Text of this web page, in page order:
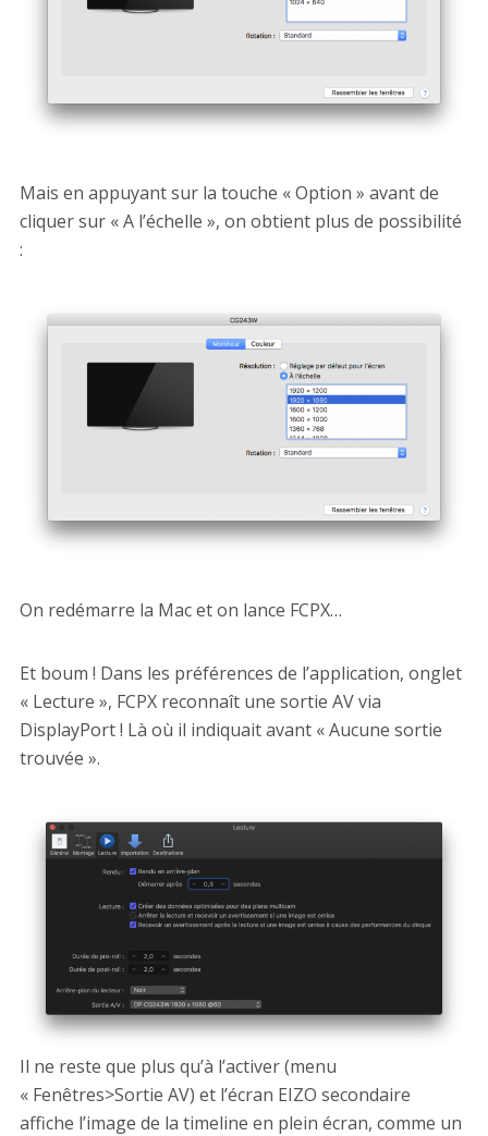
Mais en appuyant sur la touche « Option » avant de
cliquer sur « A l’échelle », on obtient plus de possibilité
:
On redémarre la Mac et on lance FCPX…
Et boum ! Dans les préférences de l’application, onglet
« Lecture », FCPX reconnaît une sortie AV via
DisplayPort ! Là où il indiquait avant « Aucune sortie
trouvée ».
Il ne reste que plus qu’à l’activer (menu
« Fenêtres>Sortie AV) et l’écran EIZO secondaire
affiche l’image de la timeline en plein écran, comme un